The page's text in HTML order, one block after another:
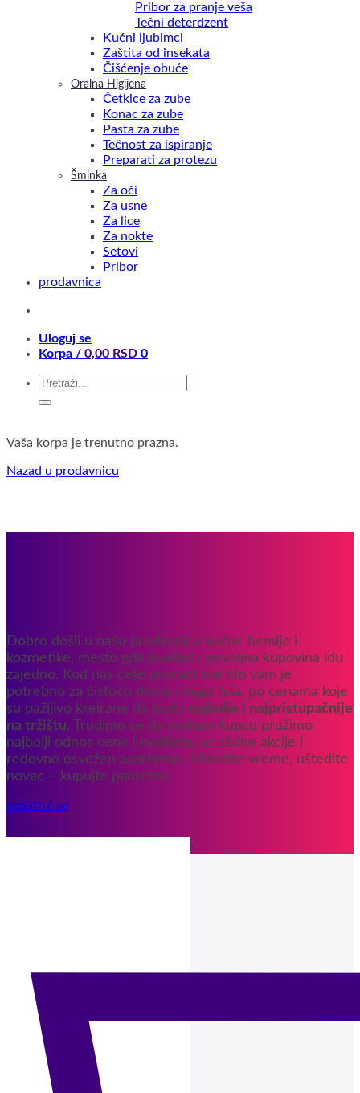
Pribor za pranje veša
Tečni deterdzent
Kućni ljubimci
Zaštita od insekata
Čišćenje obuće
Oralna Higijena
Četkice za zube
Konac za zube
Pasta za zube
Tečnost za ispiranje
Preparati za protezu
Šminka
Za oči
Za usne
Za lice
Za nokte
Setovi
Pribor
prodavnica
Uloguj se
Korpa / 0,00 RSD 0
Pretraga
Vaša korpa je trenutno prazna.
Nazad u prodavnicu
Dobro došli u našu prodavnicu kućne hemije i
kozmetike, mesto gde kvalitet i povoljna kupovina idu
zajedno. Kod nas ćete pronaći sve što vam je
potrebno za čistoću doma i negu tela, po cenama koje
su pažljivo kreirane da budu najbolje i najpristupačnije
na tržištu. Trudimo se da svakom kupcu pružimo
najbolji odnos cene i kvaliteta, uz stalne akcije i
redovno osvežen asortiman. Uštedite vreme, uštedite
novac – kupujte pametno.
registruj se